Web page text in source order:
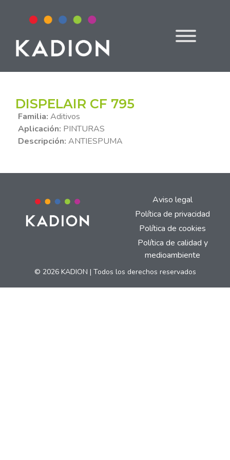
DISPELAIR CF 795
Familia: Aditivos
Aplicación: PINTURAS
Descripción: ANTIESPUMA
Aviso legal
Política de privacidad
Política de cookies
Política de calidad y
medioambiente
© 2026 KADION | Todos los derechos reservados